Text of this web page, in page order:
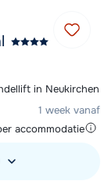
in Neukirchen
1 week vanaf
accommodatie